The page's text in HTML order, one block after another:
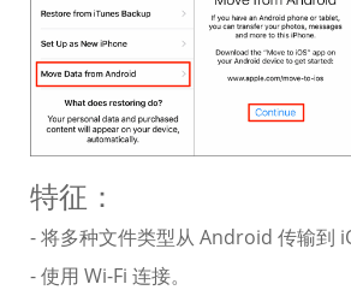
特征：
- 将多种文件类型从 Android 传输到
- 使用 Wi-Fi 连接。